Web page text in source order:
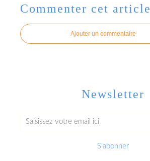
Commenter cet article
Ajouter un commentaire
Newsletter